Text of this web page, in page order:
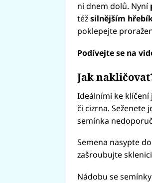
ni dnem dolů. Nyní
téžsilnějším
poklepejte
Podívejte se na
Jak
Ideálními ke klíčení
či cizrna. Seženete
semínka
Semena nasypte
zašroubujte
Nádobu se